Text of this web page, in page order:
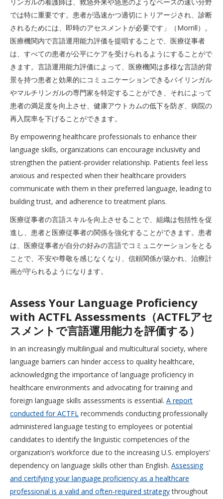
では特に重要です。患者が迅速かつ適切にトリアージされ、診断
されるためには、即時のアセスメントが必要です」（Morrill）。
医療機関内で言語運用能力評価を提唱することで、医療従事者
は、すべての患者が公平にケアを受けられるようにすることがで
きます。言語運用能力評価によって、医療機関は多様な言語的背
景を持つ患者と効果的にコミュニケーションできるバイリンガル
やマルチリンガルの専門家を特定することができ、それによって
患者の満足度を向上させ、健康アウトカムの低下を防ぎ、病院の
再入院率を下げることができます。
By empowering healthcare professionals to enhance their
language skills, organizations can encourage inclusivity and
strengthen the patient-provider relationship. Patients feel less
anxious and respected when their healthcare providers
communicate with them in their preferred language, leading to
building trust, and adherence to treatment plans.
医療従事者の言語スキルを向上させることで、組織は包括性を促
進し、患者と医療従事者の関係を強化することができます。患者
は、医療従事者が自分の好みの言語でコミュニケーションをとる
ことで、不安や尊敬を感じなくなり、信頼関係が築かれ、治療計
画が守られるようになります。
Assess Your Language Proficiency
with ACTFL Assessments（ACTFLアセ
スメントで言語運用能力を評価する）
In an increasingly multilingual and multicultural society, where
language barriers can hinder access to quality healthcare,
acknowledging the importance of language proficiency in
healthcare environments and advocating for training and
foreign language skills assessments is essential. A report
conducted for ACTFL recommends conducting professionally
administered language testing to employees or potential
candidates to identify the linguistic competencies of the
organization’s workforce due to the increasing U.S. employers’
dependency on language skills other than English. Assessing
and certifying your language proficiency as a healthcare
professional is a valid and often-required strategythroughout